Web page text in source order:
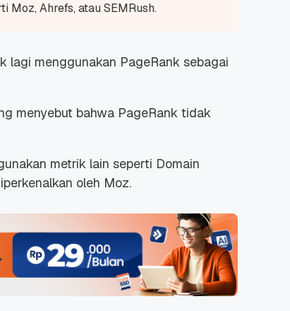
Moz, Ahrefs, atau SEMRush.
lagi menggunakan PageRank sebagai
menyebut bahwa PageRank tidak
metrik lain seperti Domain
oleh Moz.